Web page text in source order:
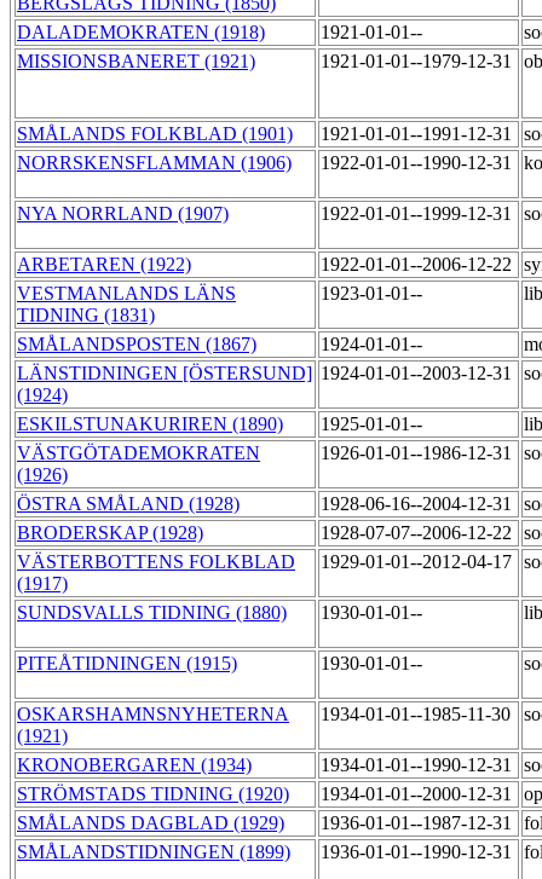
DALADEMOKRATEN (1918) 1921-01-01--
MISSIONSBANERET (1921)
1921-01-01--1979-12-31
SMÅLANDS FOLKBLAD (1901) 1921-01-01--1991-12-31
NORRSKENSFLAMMAN (1906)
1922-01-01--1990-12-31
NYA NORRLAND (1907) 1922-01-01--1999-12-31
ARBETAREN (1922) 1922-01-01--2006-12-22
VESTMANLANDS LÄNS
TIDNING (1831)
1923-01-01--
SMÅLANDSPOSTEN (1867) 1924-01-01--
LÄNSTIDNINGEN [ÖSTERSUND]
(1924)
1924-01-01--2003-12-31
ESKILSTUNAKURIREN (1890) 1925-01-01--
VÄSTGÖTADEMOKRATEN
(1926)
1926-01-01--1986-12-31
ÖSTRA SMÅLAND (1928) 1928-06-16--2004-12-31
BRODERSKAP (1928)
1928-07-07--2006-12-22
VÄSTERBOTTENS FOLKBLAD
(1917)
1929-01-01--2012-04-17
SUNDSVALLS TIDNING (1880) 1930-01-01--
PITEÅTIDNINGEN (1915) 1930-01-01--
OSKARSHAMNSNYHETERNA
(1921)
1934-01-01--1985-11-30
KRONOBERGAREN (1934) 1934-01-01--1990-12-31
STRÖMSTADS TIDNING (1920)
1934-01-01--2000-12-31
SMÅLANDS DAGBLAD (1929)
1936-01-01--1987-12-31
SMÅLANDSTIDNINGEN (1899)
1936-01-01--1990-12-31